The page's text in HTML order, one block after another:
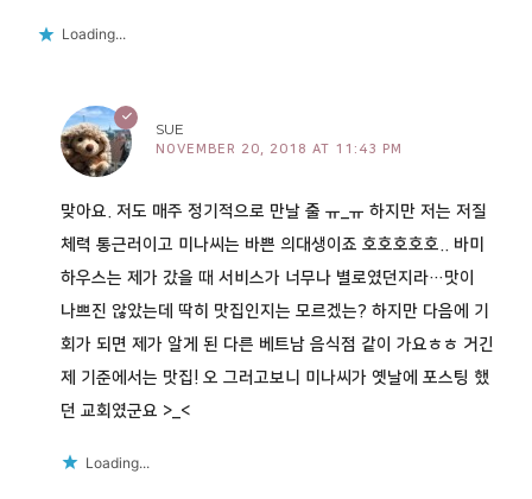
Loading...
SUE
NOVEMBER 20, 2018 AT 11:43 PM
맞아요. 저도 매주 정기적으로 만날 줄 ㅠ_ㅠ 하지만 저는 저질
체력 통근러이고 미나씨는 바쁜 의대생이죠 호호호호호.. 바미
하우스는 제가 갔을 때 서비스가 너무나 별로였던지라…맛이
나쁘진 않았는데 딱히 맛집인지는 모르겠는? 하지만 다음에 기
회가 되면 제가 알게 된 다른 베트남 음식점 같이 가요ㅎㅎ 거긴
제 기준에서는 맛집! 오 그러고보니 미나씨가 옛날에 포스팅 했
던 교회였군요 >_<
Loading...